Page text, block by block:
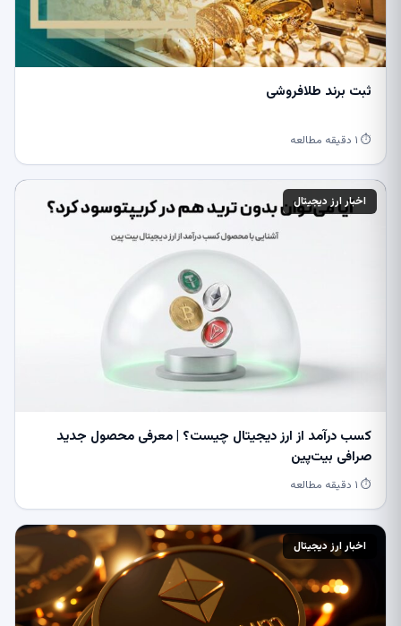
ثبت برند طلافروشی
⏱ ۱ دقیقه مطالعه
اخبار ارز دیجیتال
کسب درآمد از ارز دیجیتال چیست؟ | معرفی محصول جدید
صرافی بیت‌پین
⏱ ۱ دقیقه مطالعه
اخبار ارز دیجیتال